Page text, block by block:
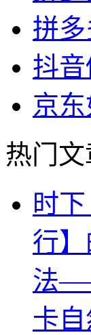
拼
抖
京
热门文
时
行
法
卡